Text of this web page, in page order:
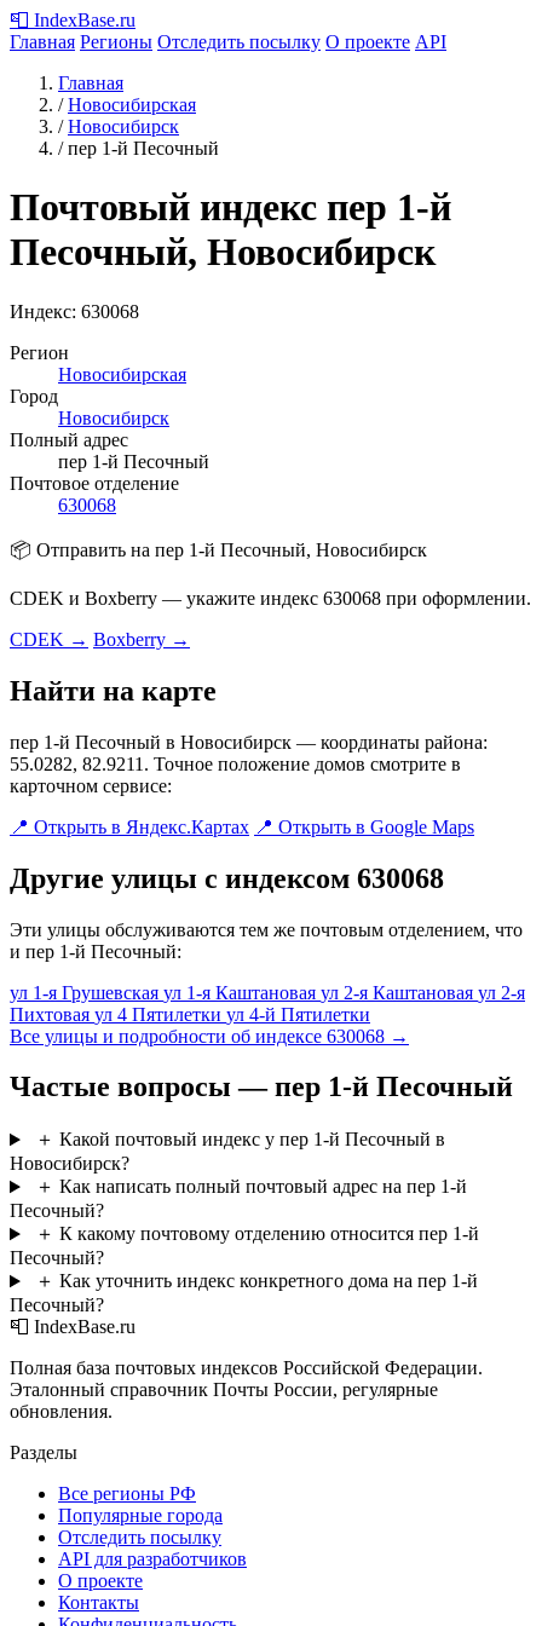
📮 IndexBase.ru
Главная Регионы Отследить посылку О проекте API
Главная
/ Новосибирская
/ Новосибирск
/ пер 1-й Песочный
Почтовый индекс пер 1-й
Песочный, Новосибирск
Индекс: 630068
Регион
Новосибирская
Город
Новосибирск
Полный адрес
пер 1-й Песочный
Почтовое отделение
630068
📦 Отправить на пер 1-й Песочный, Новосибирск
CDEK и Boxberry — укажите индекс 630068 при оформлении.
CDEK → Boxberry →
Найти на карте
пер 1-й Песочный в Новосибирск — координаты района:
55.0282, 82.9211. Точное положение домов смотрите в
карточном сервисе:
📍 Открыть в Яндекс.Картах 📍 Открыть в Google Maps
Другие улицы с индексом 630068
Эти улицы обслуживаются тем же почтовым отделением, что
и пер 1-й Песочный:
ул 1-я Грушевская ул 1-я Каштановая ул 2-я Каштановая ул 2-я
Пихтовая ул 4 Пятилетки ул 4-й Пятилетки
Все улицы и подробности об индексе 630068 →
Частые вопросы — пер 1-й Песочный
＋ Какой почтовый индекс у пер 1-й Песочный в
Новосибирск?
＋ Как написать полный почтовый адрес на пер 1-й
Песочный?
＋ К какому почтовому отделению относится пер 1-й
Песочный?
＋ Как уточнить индекс конкретного дома на пер 1-й
Песочный?
📮 IndexBase.ru
Полная база почтовых индексов Российской Федерации.
Эталонный справочник Почты России, регулярные
обновления.
Разделы
Все регионы РФ
Популярные города
Отследить посылку
API для разработчиков
О проекте
Контакты